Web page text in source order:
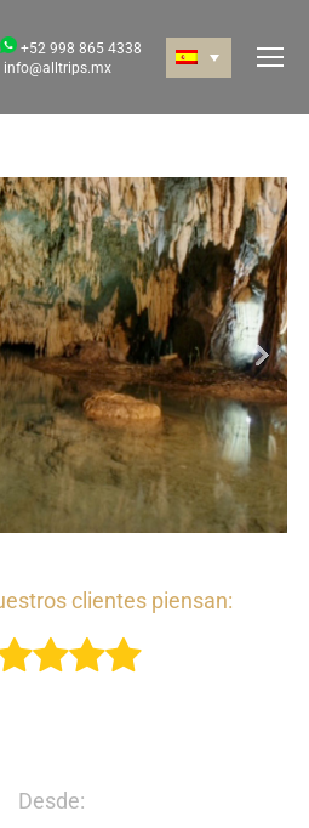
+52 998 865 4338
info@alltrips.mx
clientes piensan:
Desde: